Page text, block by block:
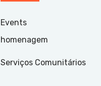
Events
homenagem
Serviços Comunitários